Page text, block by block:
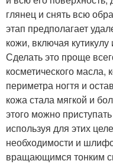
глянец и снять всю
этап предполагает
кожи, включая
Сделать это проще
косметического
периметра ногтя и
кожа стала мягкой и
этого можно
используя для этих
необходимости и
вращающимся тонким